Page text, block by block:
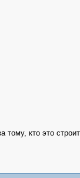
кто это